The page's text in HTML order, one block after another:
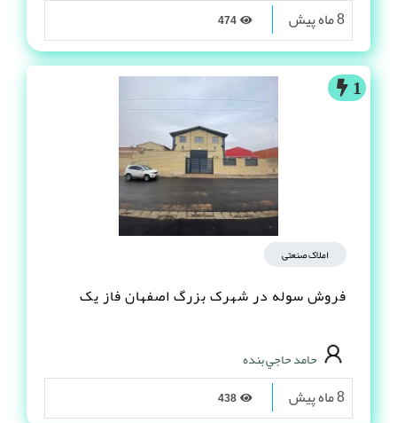
8 ماه پیش
1
املاک صنعتی
فروش سوله در شهرک بزرگ اصفهان فاز یک
حامد حاجي بنده
8 ماه پیش